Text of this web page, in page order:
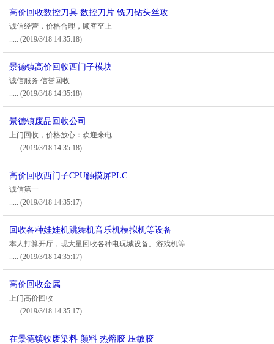
高价回收数控刀具 数控刀片 铣刀钻头丝攻
诚信经营，价格合理，顾客至上
..... (2019/3/18 14:35:18)
景德镇高价回收西门子模块
诚信服务 信誉回收
..... (2019/3/18 14:35:18)
景德镇废品回收公司
上门回收，价格放心：欢迎来电
..... (2019/3/18 14:35:18)
高价回收西门子CPU触摸屏PLC
诚信第一
..... (2019/3/18 14:35:17)
回收各种娃娃机跳舞机音乐机模拟机等设备
本人打算开厅，现大量回收各种电玩城设备。游戏机等
..... (2019/3/18 14:35:17)
高价回收金属
上门高价回收
..... (2019/3/18 14:35:17)
在景德镇收废染料 颜料 热熔胶 压敏胶